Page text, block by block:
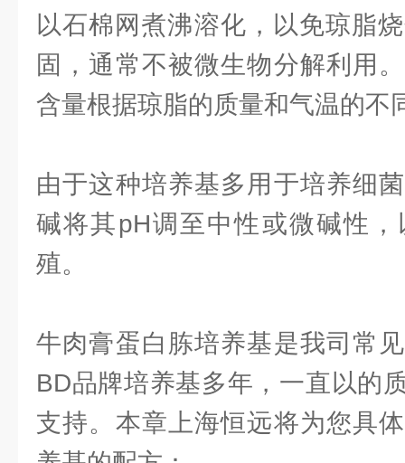
以石棉网煮沸溶化，以免琼脂
固，通常不被微生物分解利用
含量根据琼脂的质量和气温的不
由于这种培养基多用于培养细
碱将其pH调至中性或微碱性
殖。
牛肉膏蛋白胨培养基是我司常
BD品牌培养基多年，一直以的
支持。本章上海恒远将为您具